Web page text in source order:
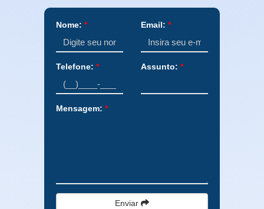
Nome: * Email: *
Telefone: * Assunto: *
Mensagem: *
Enviar